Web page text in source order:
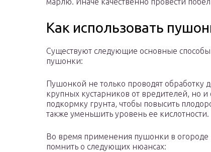
Как использовать
Существуют следующие основные
пушонки:
Пушонкой не только проводят обработку
крупных кустарников от вредителей, но и
подкормку грунта, чтобы повысить
также уменьшить уровень ее кислотности.
Во время применения пушонки в огороде
помнить о следующих нюансах: